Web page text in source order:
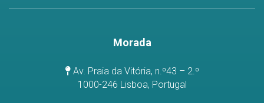
Morada
Av. Praia da Vitória, n.º43 – 2.º
1000-246 Lisboa, Portugal